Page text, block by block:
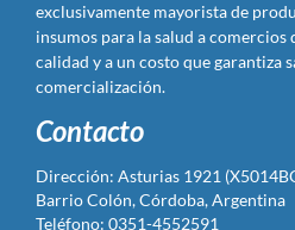
exclusivamente mayorista de
insumos para la salud a comercios
calidad y a un costo que garantiza
comercialización.
Contacto
Dirección: Asturias 1921
Barrio Colón, Córdoba, Argentina
Teléfono: 0351-4552591